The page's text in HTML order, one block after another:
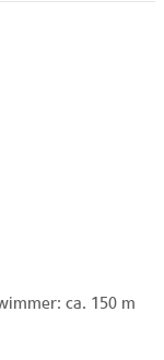
ca. 150 m